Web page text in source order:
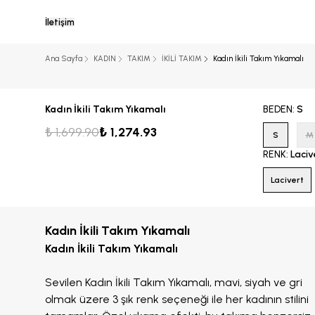
İletişim
Ana Sayfa KADIN TAKIM İKİLİ TAKIM Kadın İkili Takım Yıkamalı
Kadın İkili Takım Yıkamalı
₺ 1,699.90₺ 1,274.93
BEDEN: S
S M
RENK:
Lacivert
Kadın İkili Takım Yıkamalı
Kadın İkili Takım Yıkamalı
Sevilen Kadın İkili Takım Yıkamalı, mavi, siyah ve gri
olmak üzere 3 şık renk seçeneği ile her kadının stilini